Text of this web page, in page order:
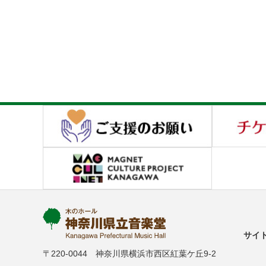
〒220-0044 神奈川県横浜市西区紅葉ケ丘9-2
サイ